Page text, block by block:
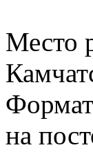
Место
на